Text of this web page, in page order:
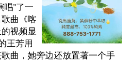
唱”了一
曲《喀
视频显
王芳用
曲，她旁边还放置著一个手